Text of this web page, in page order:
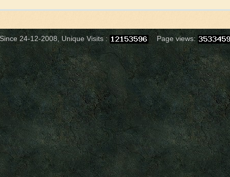
Since 24-12-2008, Unique Visits : Page views: